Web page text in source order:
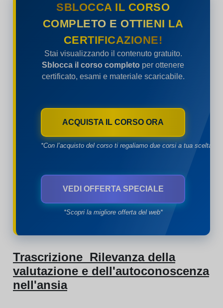
SBLOCCA IL CORSO
COMPLETO E OTTIENI LA
CERTIFICAZIONE!
Stai visualizzando il contenuto gratuito.
Sblocca il corso completo per ottenere
certificato, esami e materiale scaricabile.
ACQUISTA IL CORSO ORA
*Con l’acquisto del corso ti regaliamo due corsi a tua scelta*
VEDI OFFERTA SPECIALE
*Scopri la migliore offerta del web*
Trascrizione Rilevanza della
valutazione e dell'autoconoscenza
nell'ansia